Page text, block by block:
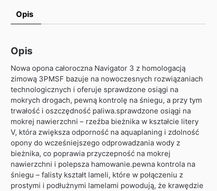
Opis
Opis
Nowa opona całoroczna Navigator 3 z homologacją
zimową 3PMSF bazuje na nowoczesnych rozwiązaniach
technologicznych i oferuje sprawdzone osiągi na
mokrych drogach, pewną kontrolę na śniegu, a przy tym
trwałość i oszczędność paliwa.sprawdzone osiągi na
mokrej nawierzchni – rzeźba bieżnika w kształcie litery
V, która zwiększa odporność na aquaplaning i zdolność
opony do wcześniejszego odprowadzania wody z
bieżnika, co poprawia przyczepność na mokrej
nawierzchni i polepsza hamowanie.pewna kontrola na
śniegu – falisty kształt lameli, które w połączeniu z
prostymi i podłużnymi lamelami powodują, że krawędzie